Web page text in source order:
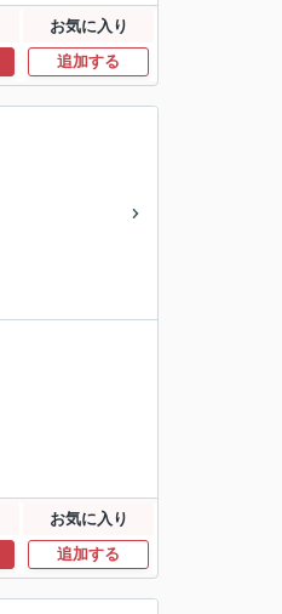
お気に入り
追加する
お気に入り
追加する